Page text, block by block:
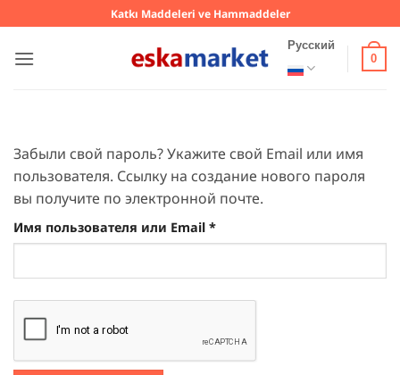
to
content
Katkı Maddeleri ve Hammaddeler
Русский
0
Забыли свой пароль? Укажите свой Email или имя
пользователя. Ссылку на создание нового пароля
вы получите по электронной почте.
Имя пользователя или Email *Обязательно